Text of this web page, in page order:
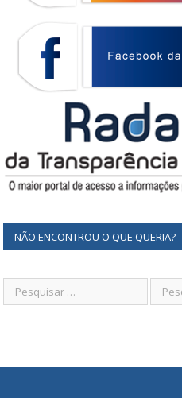
NÃO ENCONTROU O QUE QUERIA?